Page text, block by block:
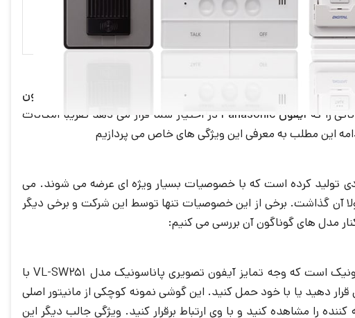
طراحی و ساخت بسیار ویژه ای برخوردار است. ویژگی های خاص
آیفون
را که آیفون Panasonic
در اختیار شما قرار می دهد تقریبا امکانات
این مطلب به معرفی این ویژگی های خاص می پردازیم
تولید کرده است که با خصوصیات بسیار ویژه ای عرضه می شوند. می
آن گذاشت. برخی از این خصوصیات تنها توسط این شرکت و برخی دیگر
مدل های گوناگون آن بررسی می کنیم:
وجود گوشی بی سیم مجزا یکی از فوق العاده ترین خصوصیات خاص پاناسونیک است که وجه تمایز آیفون تصویری پاناسونیک مدل VL-SW251 با
دهید یا با خود حمل کنید. این گوشی نمونه کوچکی از مانیتور اصلی